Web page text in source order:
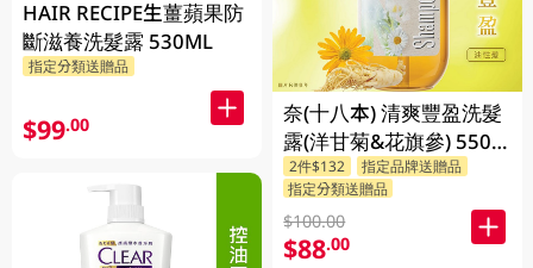
HAIR RECIPE生薑蘋果防
斷滋養洗髮露 530ML
指定分類送贈品
$99.00
奈(十八本) 清爽豐盈洗髮
露(洋甘菊&花旗參) 550
ML
2件$132
指定品牌送贈品
指定分類送贈品
$100.00
$88.00